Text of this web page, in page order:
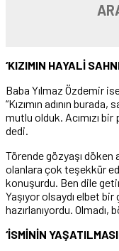
‘KIZIMIN HAYALİ
Baba Yılmaz Özdemir
“Kızımın adının
mutlu olduk. Acımızı
dedi.
Törende gözyaşı döken
olanlara çok teşekkür
konuşurdu. Ben dile
Yaşıyor olsaydı elbet
hazırlanıyordu. Olmadı,
‘İSMİNİN